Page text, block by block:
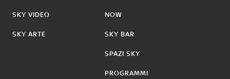
SKY VIDEO
SKY ARTE
NOW
SKY BAR
SPAZI SKY
PROGRAMMI